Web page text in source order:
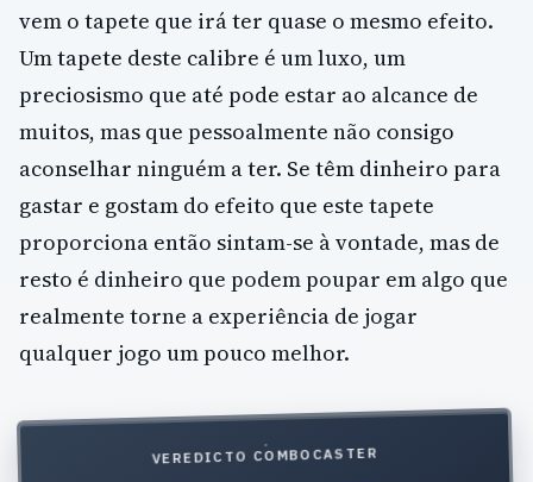
vem o tapete que irá ter quase o mesmo efeito.
Um tapete deste calibre é um luxo, um
preciosismo que até pode estar ao alcance de
muitos, mas que pessoalmente não consigo
aconselhar ninguém a ter. Se têm dinheiro para
gastar e gostam do efeito que este tapete
proporciona então sintam-se à vontade, mas de
resto é dinheiro que podem poupar em algo que
realmente torne a experiência de jogar
qualquer jogo um pouco melhor.
VEREDICTO COMBOCASTER